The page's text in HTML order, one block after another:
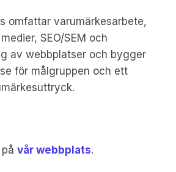
omfattar varumärkesarbete,
SEO/SEM och
av webbplatser och bygger
för målgruppen och ett
vår webbplats.